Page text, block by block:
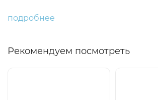
Вентиляторы данной серии легко
различных технологических установок
подробнее
Рекомендуем посмотреть